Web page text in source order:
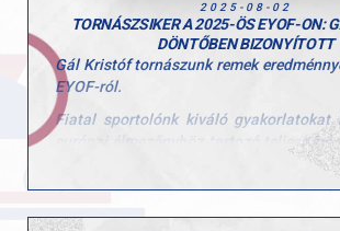
2025-08-02
TORNÁSZSIKER A 2025-ÖS EYOF-ON:
DÖNTŐBEN BIZONYÍTOTT
Gál Kristóf tornászunk remek
EYOF-ról.
Fiatal sportolónk kiváló gyakorlatokat
európai élmezőnyhöz tartozó
méltón képviselte hazánkat és a
Kiegyensúlyozott, fegyelmezett